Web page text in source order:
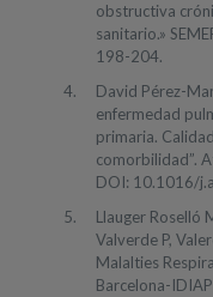
obstructiva
sanitario.»
198-204.
David Pérez-
enfermedad
primaria.
comorbilidad”.
DOI: 10.1016/
Llauger Roselló
Valverde P,
Malalties
Barcelona-